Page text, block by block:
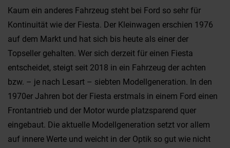
Kaum ein anderes Fahrzeug steht bei Ford so sehr für
Kontinuität wie der Fiesta. Der Kleinwagen erschien 1976
auf dem Markt und hat sich bis heute als einer der
Topseller gehalten. Wer sich derzeit für einen Fiesta
entscheidet, steigt seit 2018 in ein Fahrzeug der achten
bzw. – je nach Lesart – siebten Modellgeneration. In den
1970er Jahren bot der Fiesta erstmals in einem Ford einen
Frontantrieb und der Motor wurde platzsparend quer
eingebaut. Die aktuelle Modellgeneration setzt vor allem
auf innere Werte und weicht in der Optik so gut wie nicht